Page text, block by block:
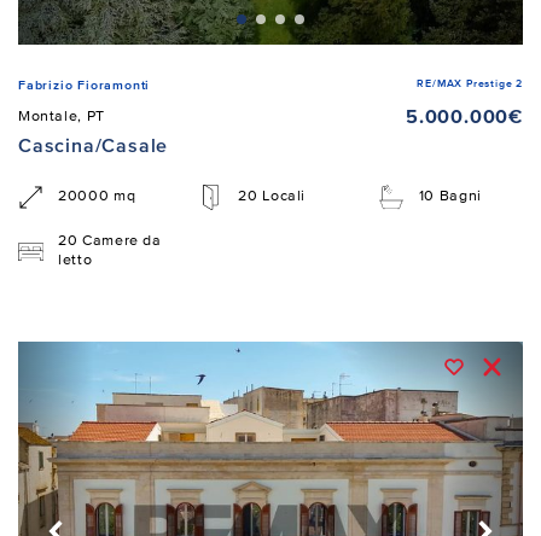
Fabrizio Fioramonti RE/MAX Prestige 2
Montale, PT
5.000.000€
Cascina/Casale
20000 mq 20 Locali 10 Bagni
20 Camere da
letto